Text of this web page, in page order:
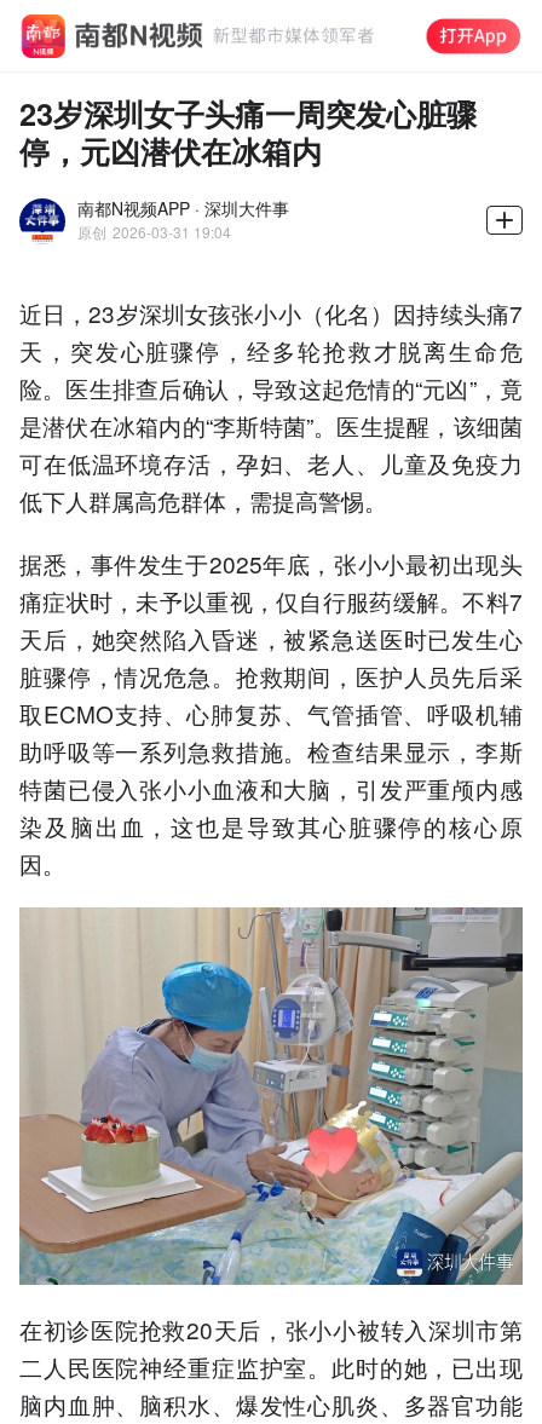
23岁深圳女子头痛一周突发心脏骤
停，元凶潜伏在冰箱内
南都N视频APP · 深圳大件事
原创 2026-03-31 19:04
近日，23岁深圳女孩张小小（化名）因持续头痛7
天，突发心脏骤停，经多轮抢救才脱离生命危
险。医生排查后确认，导致这起危情的“元凶”，竟
是潜伏在冰箱内的“李斯特菌”。医生提醒，该细菌
可在低温环境存活，孕妇、老人、儿童及免疫力
低下人群属高危群体，需提高警惕。
据悉，事件发生于2025年底，张小小最初出现头
痛症状时，未予以重视，仅自行服药缓解。不料7
天后，她突然陷入昏迷，被紧急送医时已发生心
脏骤停，情况危急。抢救期间，医护人员先后采
取ECMO支持、心肺复苏、气管插管、呼吸机辅
助呼吸等一系列急救措施。检查结果显示，李斯
特菌已侵入张小小血液和大脑，引发严重颅内感
染及脑出血，这也是导致其心脏骤停的核心原
因。
在初诊医院抢救20天后，张小小被转入深圳市第
二人民医院神经重症监护室。此时的她，已出现
脑内血肿、脑积水、爆发性心肌炎、多器官功能